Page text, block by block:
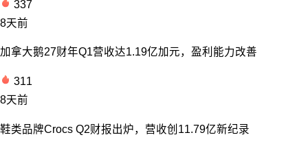
337
8天前
加拿大鹅27财年Q1营收达1.19亿加元，盈利能力改善
311
8天前
鞋类品牌Crocs Q2财报出炉，营收创11.79亿新纪录